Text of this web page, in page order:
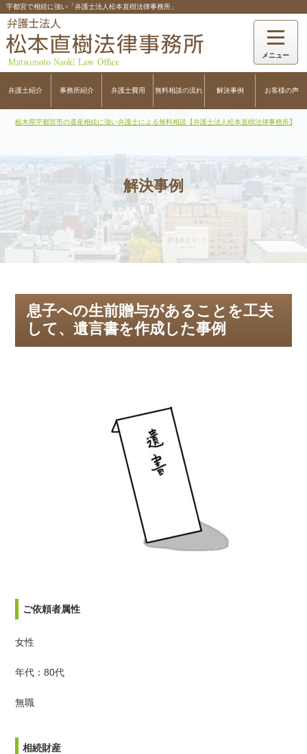
宇都宮で相続に強い「弁護士法人松本直樹法律事務所」
弁護士紹介 事務所紹介 弁護士費用 無料相談の流れ 解決事例 お客様の声
栃木県宇都宮市の遺産相続に強い弁護士による無料相談【弁護士法人松本直樹法律事務所】
解決事例
息子への生前贈与があることを工夫
して、遺言書を作成した事例
ご依頼者属性
女性
年代：80代
無職
相続財産